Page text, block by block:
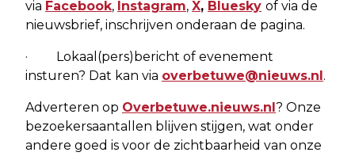
via Facebook, Instagram, X, Bluesky of via de
nieuwsbrief, inschrijven onderaan de pagina.
· Lokaal(pers)bericht of evenement
insturen? Dat kan via overbetuwe@nieuws.nl .
Adverteren op Overbetuwe.nieuws.nl ? Onze
bezoekersaantallen blijven stijgen, wat onder
andere goed is voor de zichtbaarheid van onze